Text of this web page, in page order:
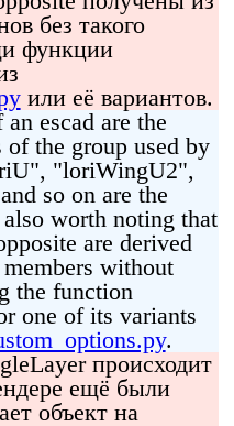
без такого
функции
или её вариантов.
escad are the
of the group used by
"loriWingU2",
so on are the
worth noting that
are derived
without
the function
one of its variants
.
происходит
ещё были
объект на